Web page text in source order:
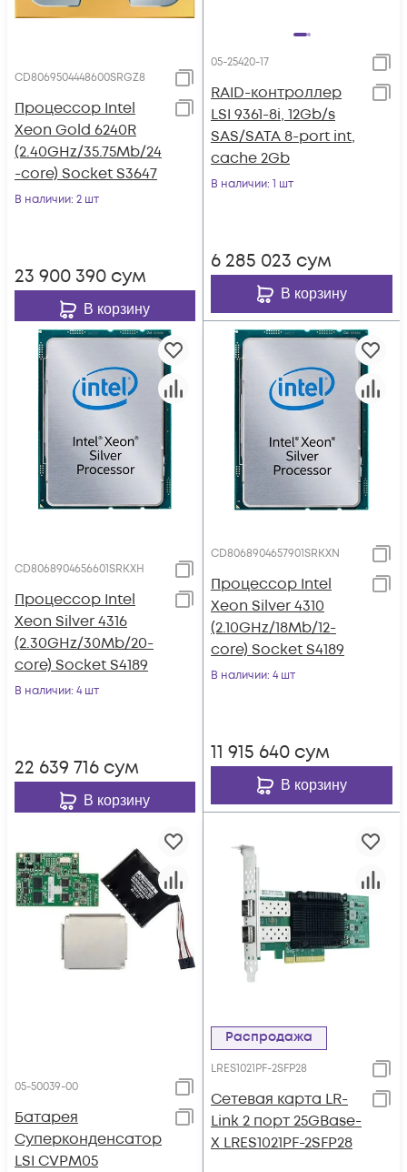
CD8069504448600SRGZ8
Процессор Intel
Xeon Gold 6240R
(2.40GHz/35.75Mb/24
-core) Socket S3647
В наличии: 2 шт
23 900 390 сум
В корзину
05-25420-17
RAID-контроллер
LSI 9361-8i, 12Gb/s
SAS/SATA 8-port int,
cache 2Gb
В наличии: 1 шт
6 285 023 сум
В корзину
CD8068904656601SRKXH
Процессор Intel
Xeon Silver 4316
(2.30GHz/30Mb/20-
core) Socket S4189
В наличии: 4 шт
22 639 716 сум
В корзину
CD8068904657901SRKXN
Процессор Intel
Xeon Silver 4310
(2.10GHz/18Mb/12-
core) Socket S4189
В наличии: 4 шт
11 915 640 сум
В корзину
05-50039-00
Батарея
Суперконденсатор
LSI CVPM05
Распродажа
LRES1021PF-2SFP28
Сетевая карта LR-
Link 2 порт 25GBase-
X LRES1021PF-2SFP28